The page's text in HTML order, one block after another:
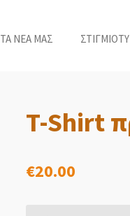
ΤΑ ΝΕΑ ΜΑΣ
T-Shirt
€20.00